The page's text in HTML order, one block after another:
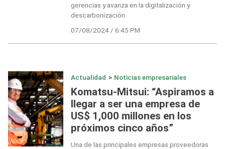
gerencias y avanza en la digitalización y
descarbonización.
07/08/2024 / 6:45 PM
Actualidad > Noticias empresariales
Komatsu-Mitsui: “Aspiramos a
llegar a ser una empresa de
US$ 1,000 millones en los
próximos cinco años”
Una de las principales empresas proveedoras